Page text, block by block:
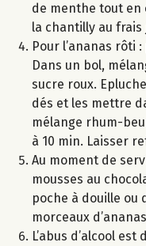
de menthe tout
la chantilly au frais
Pour l’ananas rôti
Dans un bol,
sucre roux.
dés et les mettre
mélange rhum-
à 10 min. Laisser
Au moment de
mousses au
poche à douille ou
morceaux
L’abus d’alcool